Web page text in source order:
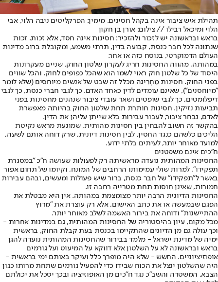
תהילת איש ציבור אינה בקהל חסינים. מימין: הפרקליטים ניבה הלוי, אבי
הלוי ומיכאל רבילו // צילום: אורן בן חקון
בראש ובראשונה יש לזכור ולהזכיר: חסינות אינה חסד, אלא זכות. זכות
שנתונה לכל חבר כנסת, קבועה בדין, תרתי משמע, ומקובלת ברוב מדינות
העולם הדמוקרטי, בנוסח כזה או אחר.
במהותה, מהווה החסינות חריג לעקרון שלטון החוק. שניים מעקרונות
היסוד של כל שלטון חוק ראוי לשמו הוא שהכל כפופים לחוק, והכל שווים
בפני החוק. חסינות מַחְרִיגה מכלל זה שבט של אנשים מיוחסים (שלא לומר
"מיוחסנים"), שאינם עומדים לדין כאחד האדם. כך לגבי חברי כנסת, כך לגבי
דיפלומטים, כך לגבי שופטים ושאר עובדי ציבור שנהנים מחסינות בפני
תביעות נזיקין. חסינות חותרת תחת שלטון החוק בהיותה מאפשרת
לאדם, נבחר ציבור, לעבור עבירות בלא שייתן עליהן את הדין.
בהקשר זה חשוב להבחין בין חסינות מהותית, שמונעת מראש נקיטת
הליכים כלשהם כנגד החסין, לבין חסינות דיונית, שרק דוחה אותם לשעה,
למועד מאוחר יותר, לעיתים בלתי ידוע.
ח"כים אינם משפטנים
החסינות המהותית נועדה מראשיתה רק לפעולות שעושה ח"כ "במסגרת
תפקידו". למרות שולי עמימותו הרחבים של המונח, וקיומו של תחום אפור
באשר ל"תפקידו" של חבר כנסת, ברור שיש פעולות ומעשים, ובהם עבירות
חמורות, שאינן חוסות תחת מטרייה רחבה זו.
החסינות הדיונית הרבה יותר מצומצמת במהותה. אין היא מבטלת את
הפגם שבמעשה או את כתב האישום, אלא רק עוצרת את "מרוץ
ההתיישנות" ודוחה את בירור האשמה לשלב מאוחר יותר.
מכל מקום, עיון בהיסטוריה של החסינות המהותית, גם במדינות אחרות -
וכך עולה גם מן הדיונים שהתקיימו בכנסת בעת קבלת החוק, בראשית
ימיה של מדינת ישראל - מלמד בבירור שהחסינות המהותית נועדה להגן
בראש ובראשונה לא על השלטון אלא דווקא על המיעוט ועל גורמים
אופוזיציוניים. החשש - שלא היה מופרך כלל ועיקר באותם ימי בראשית -
היה שהשלטון ינצל את הכוח שבידו כדי להפעיל גורמים שתחת מרותו כגון
הצבא, המשטרה והשב"כ נגד ח"כים מן האופוזיציה ובכך יסכל את יכולתם